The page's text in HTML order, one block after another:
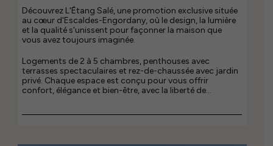
Découvrez L'Étang Salé, une promotion exclusive située
au cœur d'Escaldes-Engordany, où le design, la lumière
et la qualité s'unissent pour façonner la maison que
vous avez toujours imaginée.
Logements de 2 à 5 chambres, penthouses avec
terrasses spectaculaires et rez-de-chaussée avec jardin
privé. Chaque espace est conçu pour vous offrir
confort, élégance et bien-être, avec la liberté de